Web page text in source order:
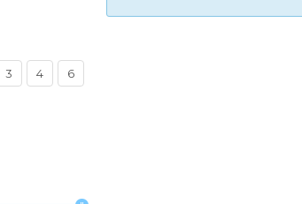
3 4 6